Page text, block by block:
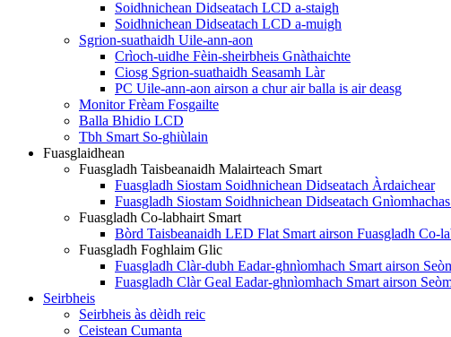
Soidhnichean Didseatach LCD a-staigh
Soidhnichean Didseatach LCD a-muigh
Sgrion-suathaidh Uile-ann-aon
Crìoch-uidhe Fèin-sheirbheis Gnàthaichte
Ciosg Sgrion-suathaidh Seasamh Làr
PC Uile-ann-aon airson a chur air balla is air deasg
Monitor Frèam Fosgailte
Balla Bhidio LCD
Tbh Smart So-ghiùlain
Fuasglaidhean
Fuasgladh Taisbeanaidh Malairteach Smart
Fuasgladh Siostam Soidhnichean Didseatach Àrdaichear
Fuasgladh Siostam Soidhnichean Didseatach
Fuasgladh Co-labhairt Smart
Bòrd Taisbeanaidh LED Flat Smart airson Fuasgladh Co-
Fuasgladh Foghlaim Glic
Fuasgladh Clàr-dubh Eadar-ghnìomhach Smart airson
Fuasgladh Clàr Geal Eadar-ghnìomhach Smart airson
Seirbheis
Seirbheis às dèidh reic
Ceistean Cumanta